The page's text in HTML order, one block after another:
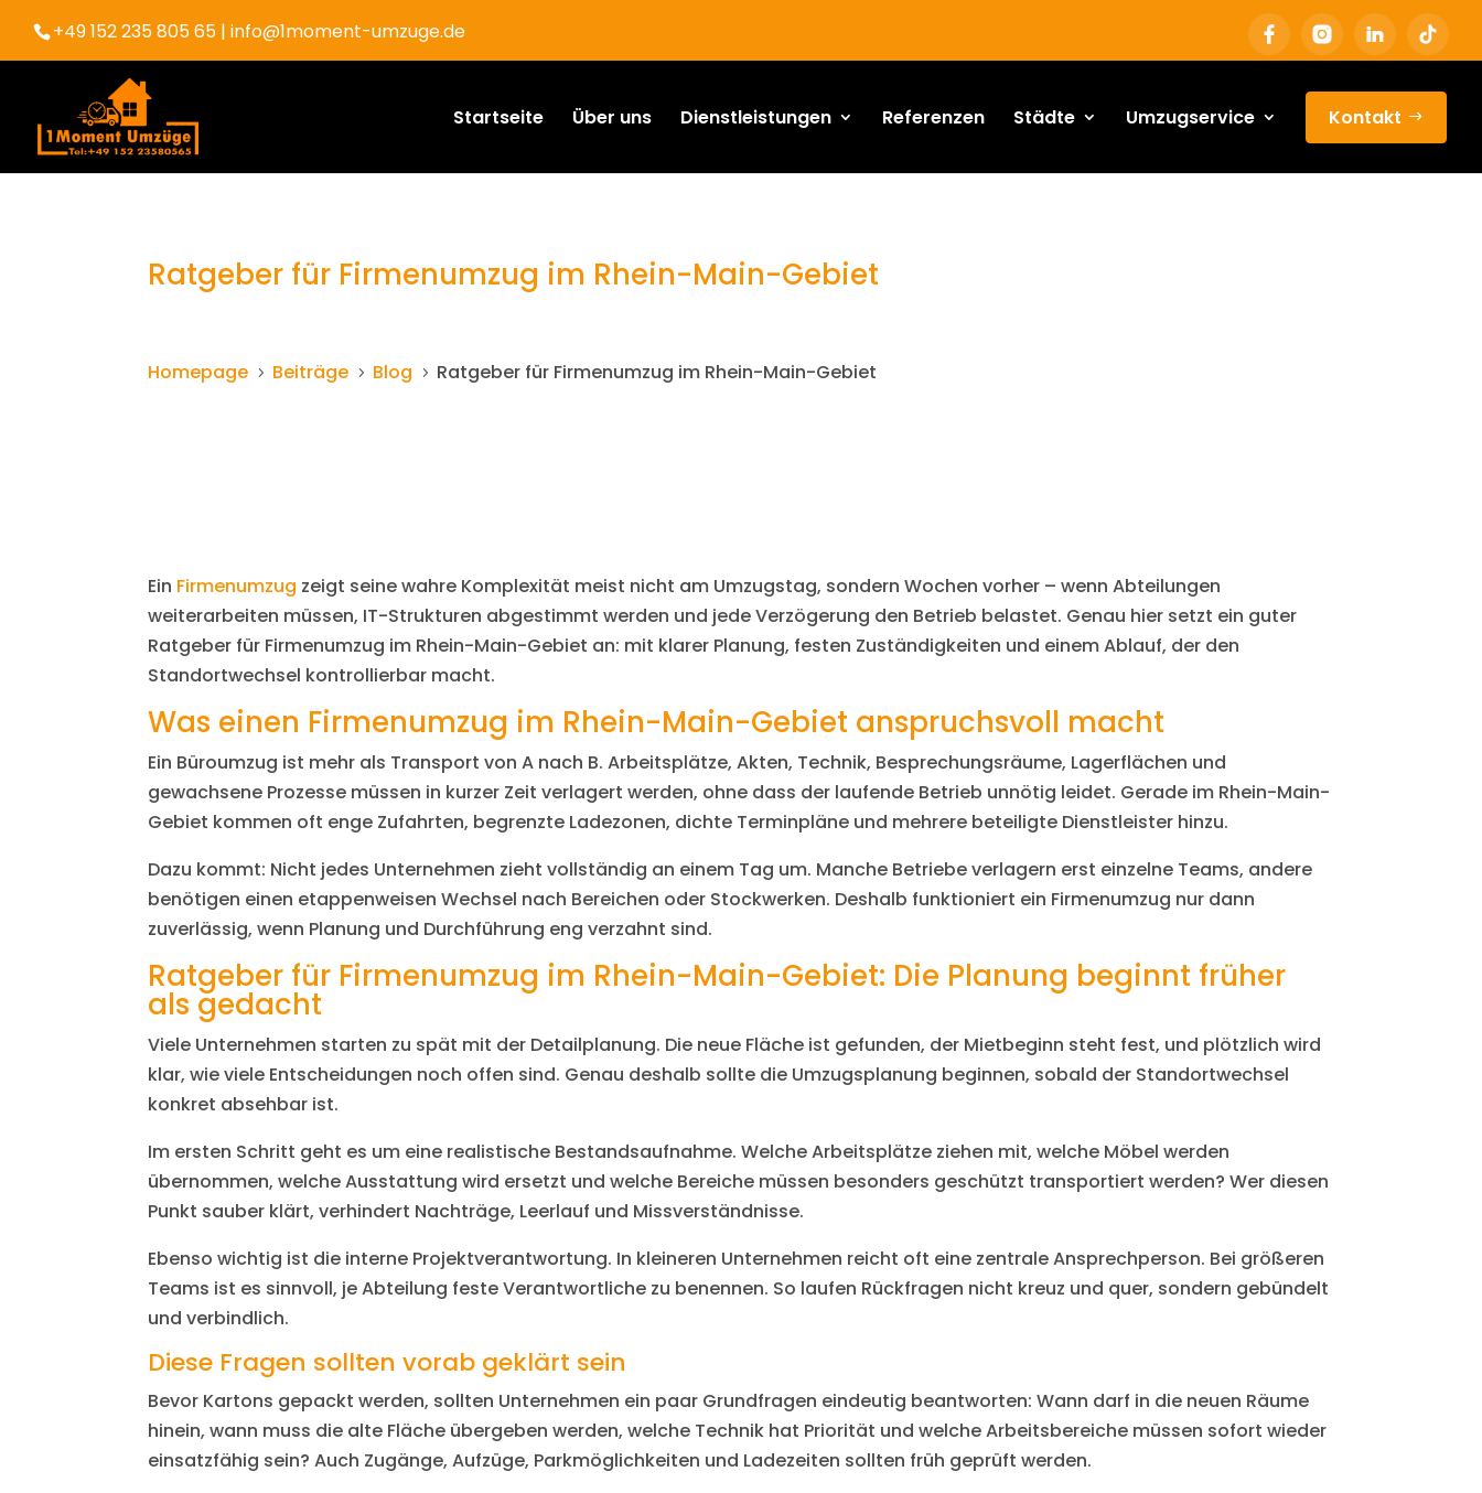
+49 152 235 805 65 | info@1moment-umzuge.de
Startseite Über uns Dienstleistungen Referenzen Städte Umzugservice Kontakt
Ratgeber für Firmenumzug im Rhein-Main-Gebiet
Homepage 5 Beiträge 5 Blog 5 Ratgeber für Firmenumzug im Rhein-Main-Gebiet
Ein Firmenumzug zeigt seine wahre Komplexität meist nicht am Umzugstag, sondern Wochen vorher – wenn Abteilungen
weiterarbeiten müssen, IT-Strukturen abgestimmt werden und jede Verzögerung den Betrieb belastet. Genau hier setzt ein guter
Ratgeber für Firmenumzug im Rhein-Main-Gebiet an: mit klarer Planung, festen Zuständigkeiten und einem Ablauf, der den
Standortwechsel kontrollierbar macht.
Was einen Firmenumzug im Rhein-Main-Gebiet anspruchsvoll macht
Ein Büroumzug ist mehr als Transport von A nach B. Arbeitsplätze, Akten, Technik, Besprechungsräume, Lagerflächen und
gewachsene Prozesse müssen in kurzer Zeit verlagert werden, ohne dass der laufende Betrieb unnötig leidet. Gerade im Rhein-Main-
Gebiet kommen oft enge Zufahrten, begrenzte Ladezonen, dichte Terminpläne und mehrere beteiligte Dienstleister hinzu.
Dazu kommt: Nicht jedes Unternehmen zieht vollständig an einem Tag um. Manche Betriebe verlagern erst einzelne Teams, andere
benötigen einen etappenweisen Wechsel nach Bereichen oder Stockwerken. Deshalb funktioniert ein Firmenumzug nur dann
zuverlässig, wenn Planung und Durchführung eng verzahnt sind.
Ratgeber für Firmenumzug im Rhein-Main-Gebiet: Die Planung beginnt früher
als gedacht
Viele Unternehmen starten zu spät mit der Detailplanung. Die neue Fläche ist gefunden, der Mietbeginn steht fest, und plötzlich wird
klar, wie viele Entscheidungen noch offen sind. Genau deshalb sollte die Umzugsplanung beginnen, sobald der Standortwechsel
konkret absehbar ist.
Im ersten Schritt geht es um eine realistische Bestandsaufnahme. Welche Arbeitsplätze ziehen mit, welche Möbel werden
übernommen, welche Ausstattung wird ersetzt und welche Bereiche müssen besonders geschützt transportiert werden? Wer diesen
Punkt sauber klärt, verhindert Nachträge, Leerlauf und Missverständnisse.
Ebenso wichtig ist die interne Projektverantwortung. In kleineren Unternehmen reicht oft eine zentrale Ansprechperson. Bei größeren
Teams ist es sinnvoll, je Abteilung feste Verantwortliche zu benennen. So laufen Rückfragen nicht kreuz und quer, sondern gebündelt
und verbindlich.
Diese Fragen sollten vorab geklärt sein
Bevor Kartons gepackt werden, sollten Unternehmen ein paar Grundfragen eindeutig beantworten: Wann darf in die neuen Räume
hinein, wann muss die alte Fläche übergeben werden, welche Technik hat Priorität und welche Arbeitsbereiche müssen sofort wieder
einsatzfähig sein? Auch Zugänge, Aufzüge, Parkmöglichkeiten und Ladezeiten sollten früh geprüft werden.